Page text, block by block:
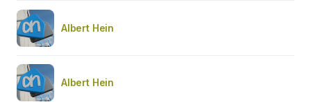
Albert Hein
Albert Hein